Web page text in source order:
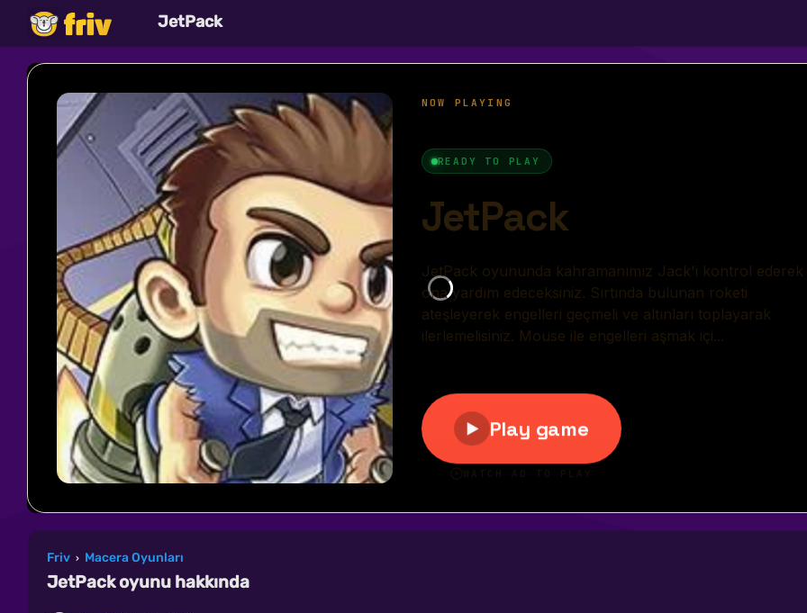
JetPack
Friv › Macera Oyunları
JetPack oyunu hakkında